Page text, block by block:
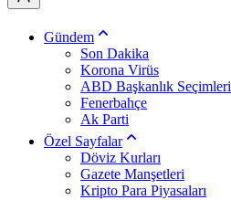
Gündem
Son Dakika
Korona Virüs
ABD Başkanlık Seçimleri
Fenerbahçe
Ak Parti
Özel Sayfalar
Döviz Kurları
Gazete Manşetleri
Kripto Para Piyasaları